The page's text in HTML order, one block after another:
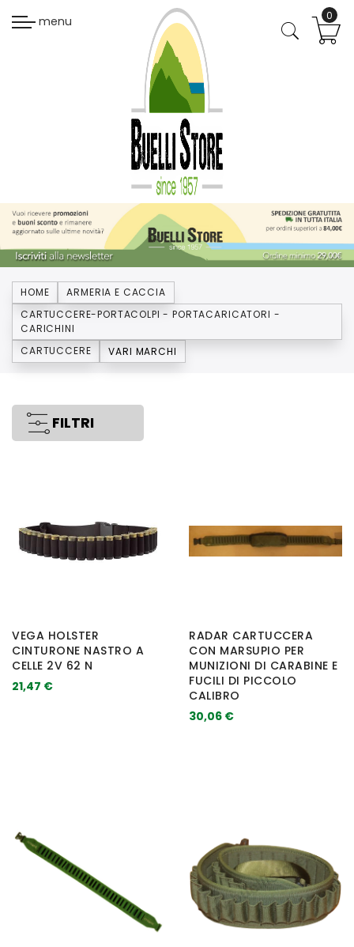
menu
HOME
ARMERIA E CACCIA
CARTUCCERE-PORTACOLPI - PORTACARICATORI -
CARICHINI
CARTUCCERE
VARI MARCHI
FILTRI
VEGA HOLSTER
CINTURONE NASTRO A
CELLE 2V 62 N
21,47 €
RADAR CARTUCCERA
CON MARSUPIO PER
MUNIZIONI DI CARABINE E
FUCILI DI PICCOLO
CALIBRO
30,06 €